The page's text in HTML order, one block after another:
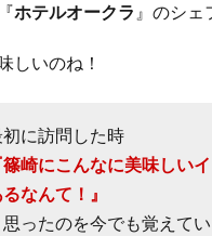
ホテルオークラ 』のシェ
しいのね！
初に訪問した時
篠崎にこんなに美味しい
なんて！』
思ったのを今でも覚えてい